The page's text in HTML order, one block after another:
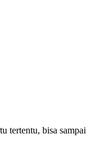
tertentu, bisa sampai